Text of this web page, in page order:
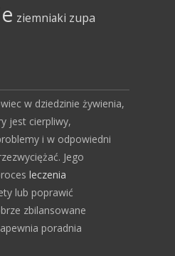
ziemniaki zupa
w dziedzinie żywienia,
jest cierpliwy,
i w odpowiedni
Jego
leczenia
lub poprawić
zbilansowane
poradnia